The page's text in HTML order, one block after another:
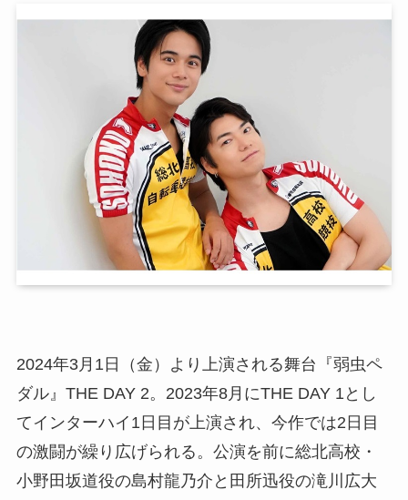
2024年3月1日（金）より上演される舞台『弱虫ペ
ダル』THE DAY 2。2023年8月にTHE DAY 1とし
てインターハイ1日目が上演され、今作では2日目
の激闘が繰り広げられる。公演を前に総北高校・
小野田坂道役の島村龍乃介と田所迅役の滝川広大